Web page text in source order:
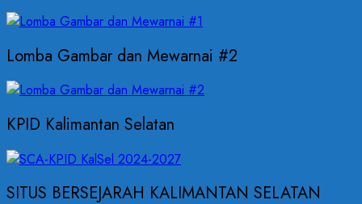
Lomba Gambar dan Mewarnai #2
KPID Kalimantan Selatan
SITUS BERSEJARAH KALIMANTAN SELATAN